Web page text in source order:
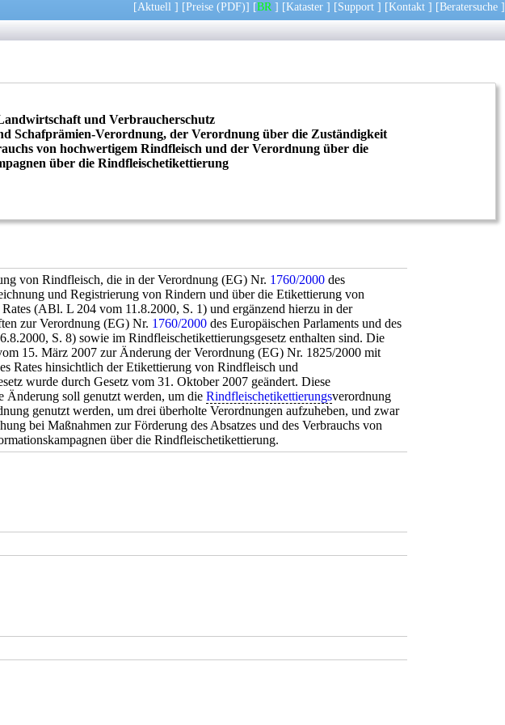
[Aktuell ] [Preise (PDF)] [BR ] [Kataster ] [Support ] [Kontakt ] [Beratersuche ]
und Verbraucherschutz
Schafprämien-Verordnung, der Verordnung über die Zuständigkeit
von hochwertigem Rindfleisch und der Verordnung über die
über die Rindfleischetikettierung
von Rindfleisch, die in der Verordnung (EG) Nr. 1760/2000 des
und Registrierung von Rindern und über die Etikettierung von
(ABl. L 204 vom 11.8.2000, S. 1) und ergänzend hierzu in der
zur Verordnung (EG) Nr. 1760/2000 des Europäischen Parlaments und des
S. 8) sowie im Rindfleischetikettierungsgesetz enthalten sind. Die
15. März 2007 zur Änderung der Verordnung (EG) Nr. 1825/2000 mit
Rates hinsichtlich der Etikettierung von Rindfleisch und
wurde durch Gesetz vom 31. Oktober 2007 geändert. Diese
Änderung soll genutzt werden, um dieRindfleischetikettierungsverordnung
genutzt werden, um drei überholte Verordnungen aufzuheben, und zwar
bei Maßnahmen zur Förderung des Absatzes und des Verbrauchs von
über die Rindfleischetikettierung.